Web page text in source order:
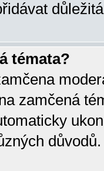
témata?
zamčená
důvodů.